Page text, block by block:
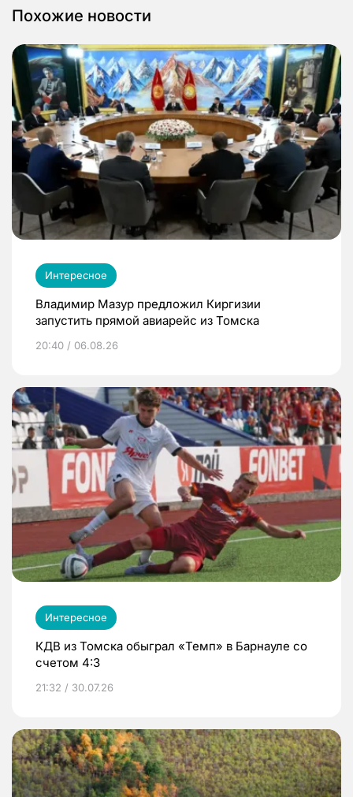
Похожие новости
Интересное
Владимир Мазур предложил Киргизии
запустить прямой авиарейс из Томска
20:40 / 06.08.26
Интересное
КДВ из Томска обыграл «Темп» в Барнауле со
счетом 4:3
21:32 / 30.07.26